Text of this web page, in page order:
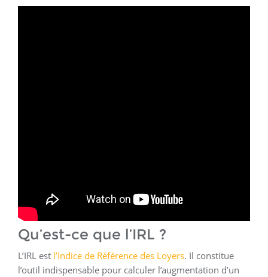
Qu’est-ce que l’IRL ?
L’IRL est l’Indice de Référence des Loyers. Il constitue
l’outil indispensable pour calculer l’augmentation d’un